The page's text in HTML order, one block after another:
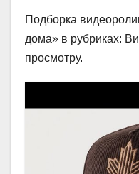
Подборка
дома» в рубриках:
просмотру.